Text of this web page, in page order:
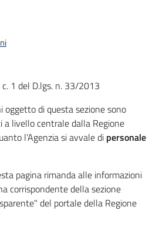
1 del D.lgs. n. 33/2013
oggetto di questa sezione sono
a livello centrale dalla Regione
l’Agenzia si avvale di personale
pagina rimanda alle informazioni
corrispondente della sezione
del portale della Regione